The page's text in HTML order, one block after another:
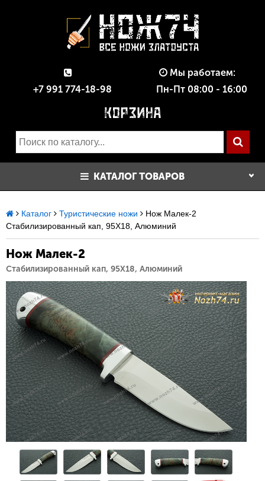
+7 991 774-18-98
Мы работаем:
Пн-Пт 08:00 - 16:00
КАТАЛОГ ТОВАРОВ
Каталог Туристические ножи
Нож Малек-2
Стабилизированный кап, 95Х18, Алюминий
Нож Малек-2
Стабилизированный кап, 95Х18, Алюминий